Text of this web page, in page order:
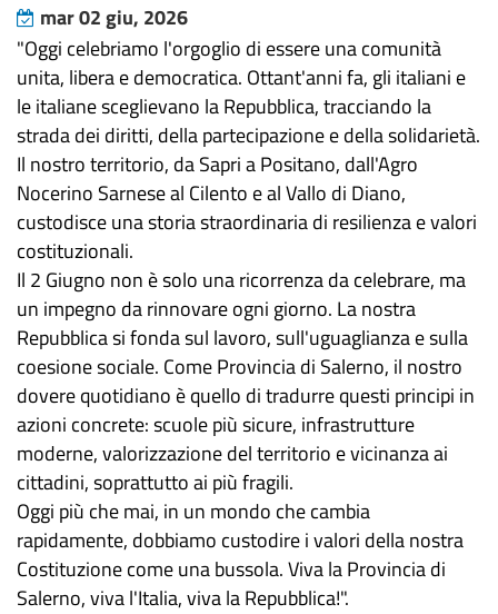
mar 02 giu, 2026
"​Oggi celebriamo l'orgoglio di essere una comunità
unita, libera e democratica. Ottant'anni fa, gli italiani e
le italiane sceglievano la Repubblica, tracciando la
strada dei diritti, della partecipazione e della solidarietà.
​Il nostro territorio, da Sapri a Positano, dall'Agro
Nocerino Sarnese al Cilento e al Vallo di Diano,
custodisce una storia straordinaria di resilienza e valori
costituzionali.
Il 2 Giugno non è solo una ricorrenza da celebrare, ma
un impegno da rinnovare ogni giorno. La nostra
Repubblica si fonda sul lavoro, sull'uguaglianza e sulla
coesione sociale. Come Provincia di Salerno, il nostro
dovere quotidiano è quello di tradurre questi principi in
azioni concrete: scuole più sicure, infrastrutture
moderne, valorizzazione del territorio e vicinanza ai
cittadini, soprattutto ai più fragili.
​Oggi più che mai, in un mondo che cambia
rapidamente, dobbiamo custodire i valori della nostra
Costituzione come una bussola. Viva la Provincia di
Salerno, viva l'Italia, viva la Repubblica!".